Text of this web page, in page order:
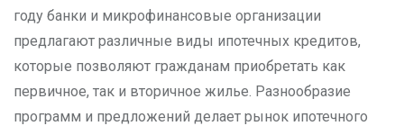
году банки и микрофинансовые организации
предлагают различные виды ипотечных кредитов,
которые позволяют гражданам приобретать как
первичное, так и вторичное жилье. Разнообразие
программ и предложений делает рынок ипотечного